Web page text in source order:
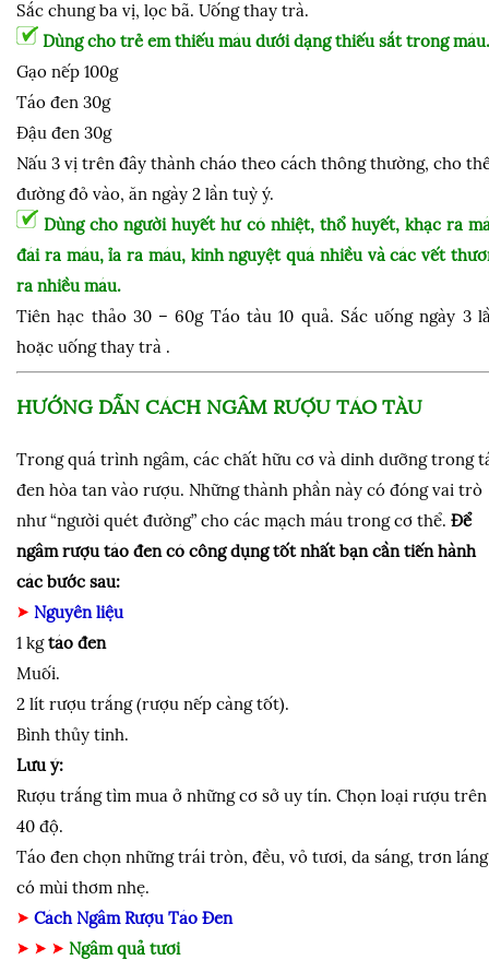
Sắc chung ba vị, lọc bã. Uống thay trà.
Dùng cho trẻ em thiếu máu dưới dạng thiếu sắt trong máu.
Gạo nếp 100g
Táo đen 30g
Đậu đen 30g
Nấu 3 vị trên đây thành cháo theo cách thông thường, cho
đường đỏ vào, ăn ngày 2 lần tuỳ ý.
Dùng cho người huyết hư có nhiệt, thổ huyết, khạc ra
đái ra máu, ỉa ra máu, kinh nguyệt quá nhiều và các vết
ra nhiều máu.
Tiên hạc thảo 30 – 60g Táo tàu 10 quả. Sắc uống ngày 3
hoặc uống thay trà .
HƯỚNG DẪN CÁCH NGÂM RƯỢU TÁO TÀU
Trong quá trình ngâm, các chất hữu cơ và dinh dưỡng trong
đen hòa tan vào rượu. Những thành phần này có đóng vai trò
như “người quét đường” cho các mạch máu trong cơ thể. Để
ngâm rượu táo đen có công dụng tốt nhất bạn cần tiến hành
các bước sau:
Nguyên liệu
1 kgtáo đen
Muối.
2 lít rượu trắng (rượu nếp càng tốt).
Bình thủy tinh.
Lưu ý:
Rượu trắng tìm mua ở những cơ sở uy tín. Chọn loại rượu trên
40 độ.
Táo đen chọn những trái tròn, đều, vỏ tươi, da sáng, trơn
có mùi thơm nhẹ.
Cách Ngâm Rượu Táo Đen
Ngâm quả tươi